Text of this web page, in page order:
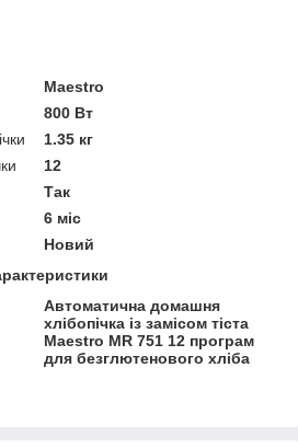
Maestro
800 Вт
1.35 кг
12
Так
6 міс
Новий
Автоматична домашня
хлібопічка із замісом тіста
Maestro MR 751 12 програм
для безглютенового хліба